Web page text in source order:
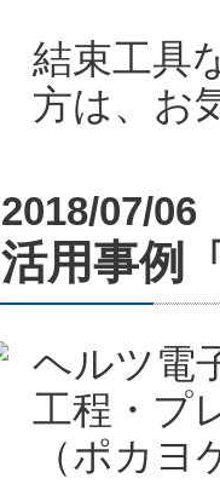
結束工具
方は、お
2018/07/06
活用事例
ヘルツ電
工程・プ
（ポカ